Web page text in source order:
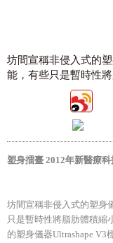
坊間宣稱非侵入式的
能，有些只是暫時性
塑身擂臺 2012年新醫療
坊間宣稱非侵入式的塑身
只是暫時性將脂肪體積縮
的塑身儀器Ultrashape